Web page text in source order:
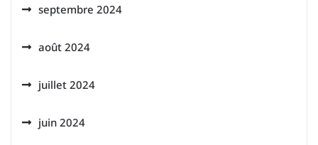
septembre 2024
août 2024
juillet 2024
juin 2024